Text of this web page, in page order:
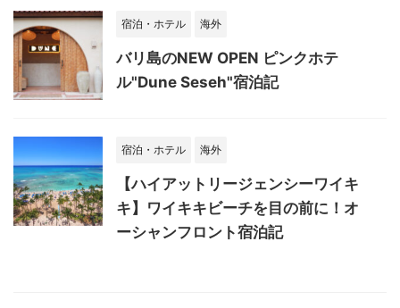
宿泊・ホテル 海外
バリ島のNEW OPEN ピンクホテ
ル"Dune Seseh"宿泊記
宿泊・ホテル 海外
【ハイアットリージェンシーワイキ
キ】ワイキキビーチを目の前に！オ
ーシャンフロント宿泊記